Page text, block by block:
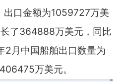
出口金额为1059727万美
了364888万美元，同比
月中国船舶出口数量为
万美元。